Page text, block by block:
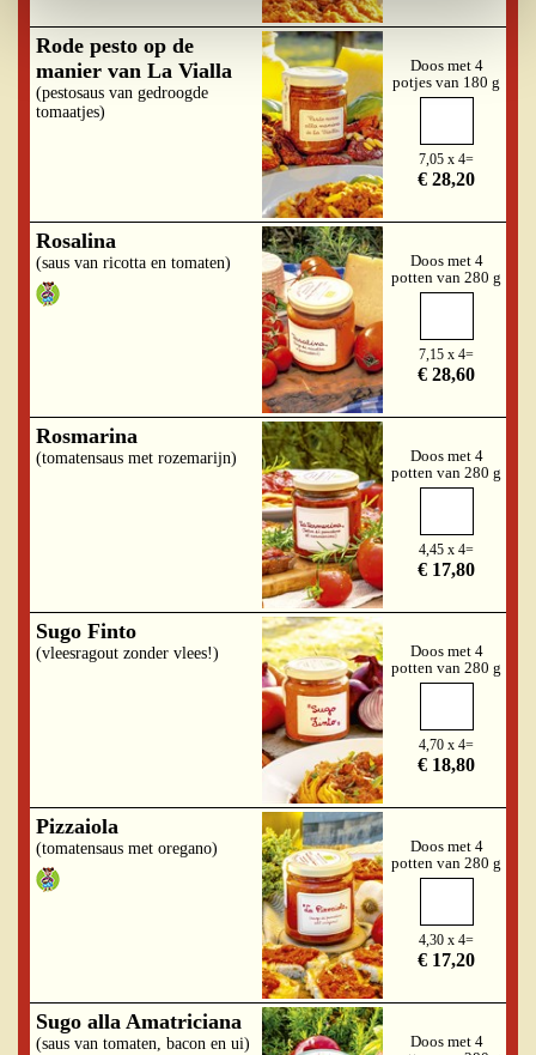
Rode pesto op de
manier van La Vialla
(pestosaus van gedroogde
tomaatjes)
Doos met 4
potjes van 180 g
7,05 x 4=
€ 28,20
Rosalina
(saus van ricotta en tomaten)
Doos met 4
potten van 280 g
7,15 x 4=
€ 28,60
Rosmarina
(tomatensaus met rozemarijn)
Doos met 4
potten van 280 g
4,45 x 4=
€ 17,80
Sugo Finto
(vleesragout zonder vlees!)
Doos met 4
potten van 280 g
4,70 x 4=
€ 18,80
Pizzaiola
(tomatensaus met oregano)
Doos met 4
potten van 280 g
4,30 x 4=
€ 17,20
Sugo alla Amatriciana
(saus van tomaten, bacon en ui)
Doos met 4